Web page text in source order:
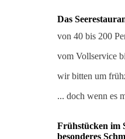
Das
von 40 bis 200
vom Vollservice
wir bitten um
... doch wenn es
Frühstücken im
besonderes